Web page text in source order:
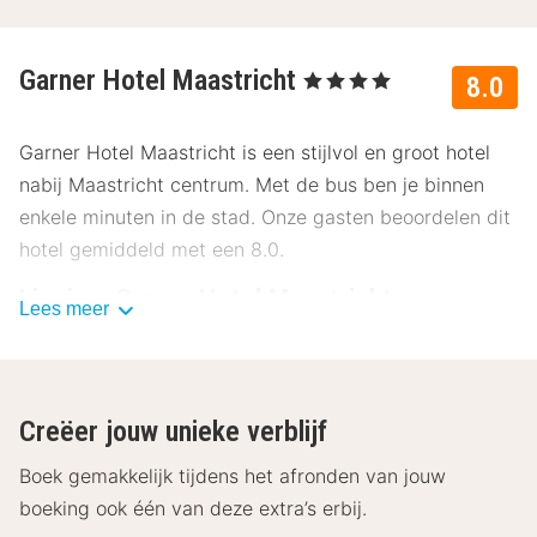
8.0
Garner Hotel Maastricht , 4 Sterren
Garner Hotel Maastricht is een stijlvol en groot hotel
nabij Maastricht centrum. Met de bus ben je binnen
enkele minuten in de stad. Onze gasten beoordelen dit
hotel gemiddeld met een 8.0.
Ligging Garner Hotel Maastricht
minuten in het centrum. Deze stad heeft een
uitgesproken schoonheid als kroonjuweel van het
zuiden van Nederland. Het wordt ook wel de mooiste
Lees meer
Creëer jouw unieke verblijf
Boek gemakkelijk tijdens het afronden van jouw
boeking ook één van deze extra’s erbij.